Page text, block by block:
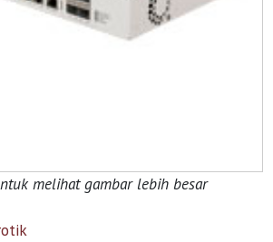
melihat gambar lebih besar